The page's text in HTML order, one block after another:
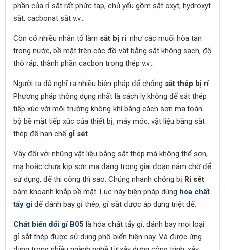
phần của rỉ sắt rất phức tạp, chủ yếu gồm sắt oxyt, hydroxyt
sắt, cacbonat sắt v.v…
Còn có nhiều nhân tố làm sắt bị rỉ: như các muối hòa tan
trong nước, bề mặt trên các đồ vật bằng sắt không sạch, độ
thô ráp, thành phần cacbon trong thép v.v…
Người ta đã nghĩ ra nhiều biện pháp để chống sắt thép bị rỉ
Phương pháp thông dụng nhất là cách ly không để sắt thép
tiếp xúc với môi trường không khí bằng cách sơn mạ toàn
bộ bề mặt tiếp xúc của thiết bị, máy móc, vật liệu bằng sắt
thép để hạn chế gỉ sét
Vậy đối với những vật liệu bằng sắt thép mà không thể sơn,
mạ hoặc chưa kịp sơn mạ đang trong giai đoạn nằm chờ để
sử dụng, để thi công thì sao. Chúng nhanh chóng bị Rỉ sét
bám khoanh khắp bề mặt. Lúc này biện pháp dùng hóa chất
tẩy gỉ để đánh bay gỉ thép, gỉ sắt được áp dụng triệt để.
Chất biến đổi gỉ B05 là hóa chất tẩy gỉ, đánh bay mọi loại
gỉ sắt thép được sử dụng phổ biến hiện nay. Và được ứng